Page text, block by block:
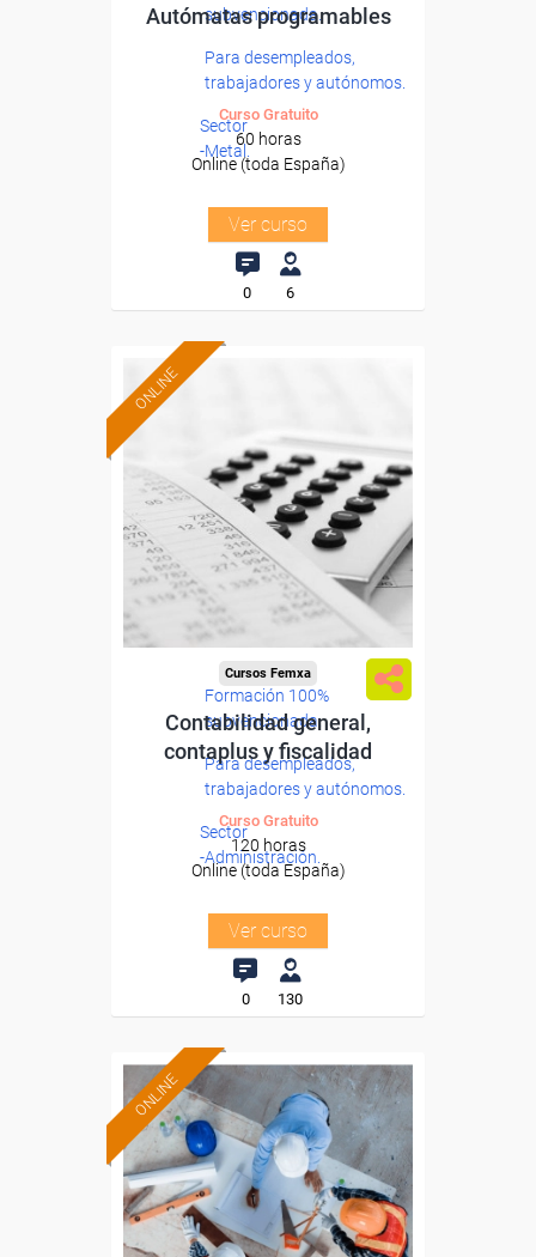
subvencionada.
Para desempleados,
trabajadores y autónomos.
Sector
-Metal.
Autómatas programables
Curso Gratuito
60 horas
Online (toda España)
Ver curso
0 6
ONLINE
Formación 100%
subvencionada.
Para desempleados,
trabajadores y autónomos.
Sector
-Administración.
Cursos Femxa
Contabilidad general,
contaplus y fiscalidad
Curso Gratuito
120 horas
Online (toda España)
Ver curso
0 130
ONLINE